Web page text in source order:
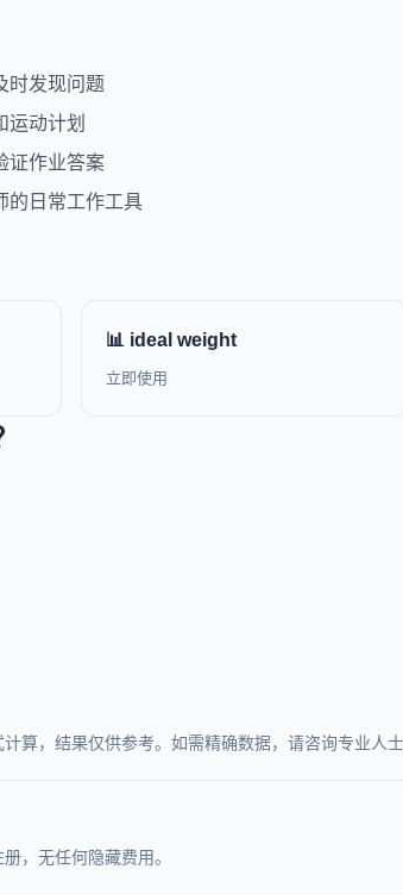
时发现问题
运动计划
证作业答案
的日常工作工具
📊 ideal weight
立即使用
算，结果仅供参考。如需精确数据，请咨询专业人士
，无任何隐藏费用。